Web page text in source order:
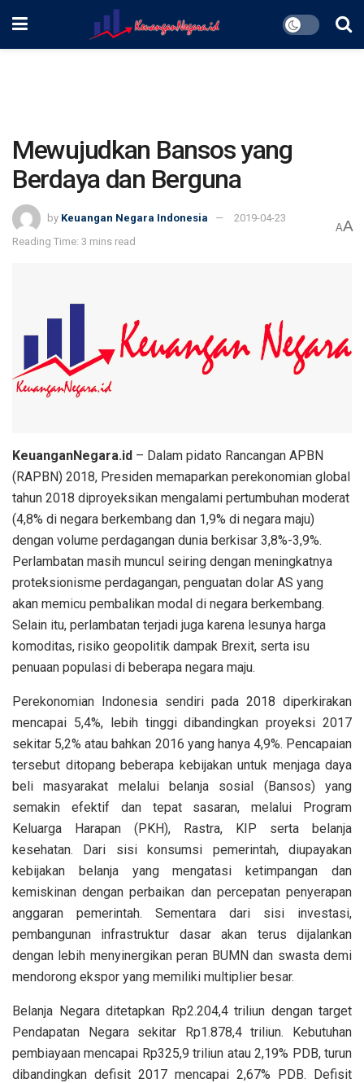
Mewujudkan Bansos yang
Berdaya dan Berguna
by Keuangan Negara Indonesia
2019-04-23
Reading Time: 3 mins read
AA
KeuanganNegara.id – Dalam pidato Rancangan APBN
(RAPBN) 2018, Presiden memaparkan perekonomian global
tahun 2018 diproyeksikan mengalami pertumbuhan moderat
(4,8% di negara berkembang dan 1,9% di negara maju)
dengan volume perdagangan dunia berkisar 3,8%-3,9%.
Perlambatan masih muncul seiring dengan meningkatnya
proteksionisme perdagangan, penguatan dolar AS yang
akan memicu pembalikan modal di negara berkembang.
Selain itu, perlambatan terjadi juga karena lesunya harga
komoditas, risiko geopolitik dampak Brexit, serta isu
penuaan populasi di beberapa negara maju.
Perekonomian Indonesia sendiri pada 2018 diperkirakan
mencapai 5,4%, lebih tinggi dibandingkan proyeksi 2017
sekitar 5,2% atau bahkan 2016 yang hanya 4,9%. Pencapaian
tersebut ditopang beberapa kebijakan untuk menjaga daya
beli masyarakat melalui belanja sosial (Bansos) yang
semakin efektif dan tepat sasaran, melalui Program
Keluarga Harapan (PKH), Rastra, KIP serta belanja
kesehatan. Dari sisi konsumsi pemerintah, diupayakan
kebijakan belanja yang mengatasi ketimpangan dan
kemiskinan dengan perbaikan dan percepatan penyerapan
anggaran pemerintah. Sementara dari sisi investasi,
pembangunan infrastruktur dasar akan terus dijalankan
dengan lebih menyinergikan peran BUMN dan swasta demi
mendorong ekspor yang memiliki multiplier besar.
Belanja Negara ditetapkan Rp2.204,4 triliun dengan target
Pendapatan Negara sekitar Rp1.878,4 triliun. Kebutuhan
pembiayaan mencapai Rp325,9 triliun atau 2,19% PDB, turun
dibandingkan defisit 2017 mencapai 2,67% PDB. Defisit